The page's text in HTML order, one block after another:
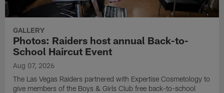
GALLERY
Photos: Raiders host annual Back-to-
School Haircut Event
Aug 07, 2026
The Las Vegas Raiders partnered with Expertise Cosmetology to
give members of the Boys & Girls Club free back-to-school